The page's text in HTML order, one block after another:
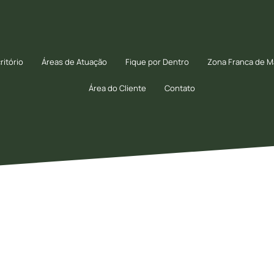
Áreas de Atuação Fique por Dentro Zona Franca de
Área do Cliente Contato